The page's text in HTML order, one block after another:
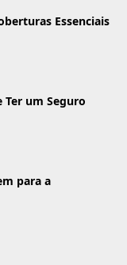
Essenciais
Ter um Seguro
para a